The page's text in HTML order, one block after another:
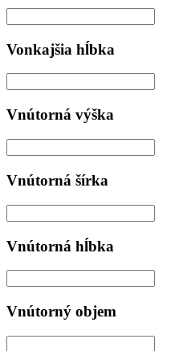
Vonkajšia hĺbka
Vnútorná výška
Vnútorná šírka
Vnútorná hĺbka
Vnútorný objem